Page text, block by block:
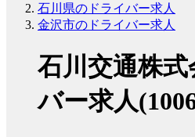
石川県のドライバー求人
金沢市のドライバー求人
石川交通株
バー求人